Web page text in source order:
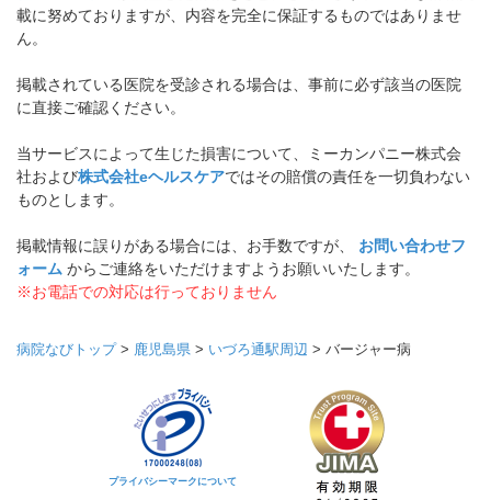
載に努めておりますが、内容を完全に保証するものではありませ
ん。
掲載されている医院を受診される場合は、事前に必ず該当の医院
に直接ご確認ください。
当サービスによって生じた損害について、ミーカンパニー株式会
社および株式会社eヘルスケアではその賠償の責任を一切負わない
ものとします。
掲載情報に誤りがある場合には、お手数ですが、 お問い合わせフ
ォーム からご連絡をいただけますようお願いいたします。
※お電話での対応は行っておりません
病院なびトップ> 鹿児島県 > いづろ通駅周辺 > バージャー病
プライバシーマークについて